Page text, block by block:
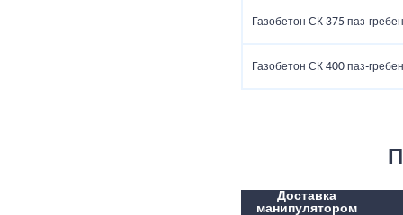
Газобетон СК 375 паз-
Газобетон СК 400 паз-
Доставка
манипулятором